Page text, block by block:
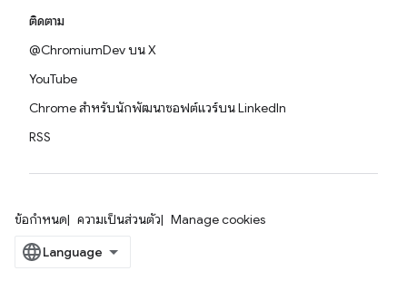
ติดตาม
@ChromiumDev บน X
YouTube
Chrome สำหรับนักพัฒนาซอฟต์แวร์บน LinkedIn
RSS
ข้อกำหนด ความเป็นส่วนตัว Manage cookies